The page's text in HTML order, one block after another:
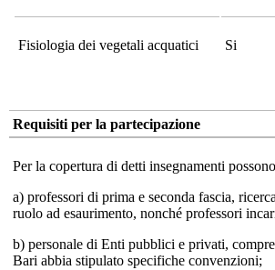
Fisiologia dei vegetali acquatici Si
Requisiti per la partecipazione
Per la copertura di detti insegnamenti
a) professori di prima e seconda fascia,
ruolo ad esaurimento, nonché professori
b) personale di Enti pubblici e privati,
Bari abbia stipulato specifiche convenzioni;